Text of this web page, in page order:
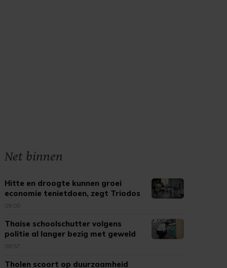
Net binnen
Hitte en droogte kunnen groei
economie tenietdoen, zegt Triodos
09:00
Thaise schoolschutter volgens
politie al langer bezig met geweld
08:57
Tholen scoort op duurzaamheid